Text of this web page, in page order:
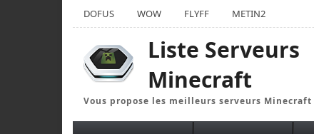
DOFUS WOW FLYFF METIN2
Liste Serveurs
Minecraft
Vous propose les meilleurs serveurs Minecraft